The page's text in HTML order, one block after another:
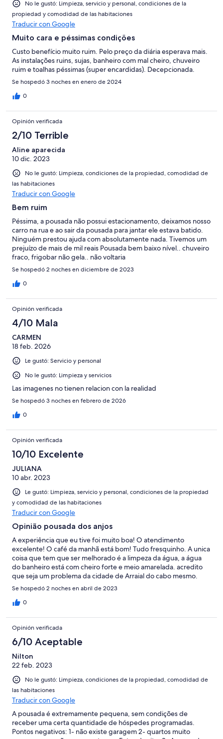
No le gustó: Limpieza, servicio y personal, condiciones de la
propiedad y comodidad de las habitaciones
Traducir con Google
Muito cara e péssimas condições
Custo benefício muito ruim. Pelo preço da diária esperava mais.
As instalações ruins, sujas, banheiro com mal cheiro, chuveiro
ruim e toalhas péssimas (super encardidas). Decepcionada.
Se hospedó 3 noches en enero de 2024
0
Opinión verificada
2/10 Terrible
Aline aparecida
10 dic. 2023
No le gustó: Limpieza, condiciones de la propiedad, comodidad de
las habitaciones
Traducir con Google
Bem ruim
Péssima, a pousada não possui estacionamento, deixamos nosso
carro na rua e ao sair da pousada para jantar ele estava batido.
Ninguém prestou ajuda com absolutamente nada. Tivemos um
prejuízo de mais de mil reais Pousada bem baixo nível.. chuveiro
fraco, frigobar não gela.. não voltaria
Se hospedó 2 noches en diciembre de 2023
0
Opinión verificada
4/10 Mala
CARMEN
18 feb. 2026
Le gustó: Servicio y personal
No le gustó: Limpieza y servicios
Las imagenes no tienen relacion con la realidad
Se hospedó 3 noches en febrero de 2026
0
Opinión verificada
10/10 Excelente
JULIANA
10 abr. 2023
Le gustó: Limpieza, servicio y personal, condiciones de la propiedad
y comodidad de las habitaciones
Traducir con Google
Opinião pousada dos anjos
A experiência que eu tive foi muito boa! O atendimento
excelente! O café da manhã está bom! Tudo fresquinho. A unica
coisa que tem que ser melhorado é a limpeza da água, a água
do banheiro está com cheiro forte e meio amarelada. acredito
que seja um problema da cidade de Arraial do cabo mesmo.
Enfim, gostei muito da pousada e do atendimento. Recomendo
e quero voltar.
Se hospedó 2 noches en abril de 2023
0
Opinión verificada
6/10 Aceptable
Nilton
22 feb. 2023
No le gustó: Limpieza, condiciones de la propiedad, comodidad de
las habitaciones
Traducir con Google
A pousada é extremamente pequena, sem condições de
receber uma certa quantidade de hóspedes programadas.
Pontos negativos: 1- não existe garagem 2- quartos muito